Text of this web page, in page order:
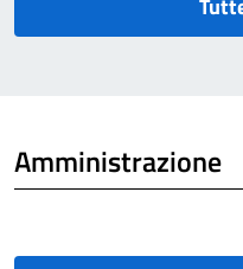
Amministrazione